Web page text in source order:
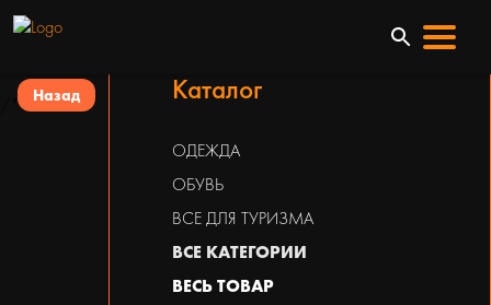
/*
ВЕСЬ ТОВАР
ОБУВЬ
ВСЕ ДЛЯ ТУРИЗМА
ОДЕЖДА
ВСЕ КАТЕГОРИИ
Каталог
Назад